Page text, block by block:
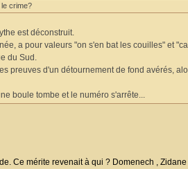
crime?
est déconstruit.
a pour valeurs "on s'en bat les couilles" et
du Sud.
preuves d'un détournement de fond avérés,
boule tombe et le numéro s'arrête...
Ce mérite revenait à qui ? Domenech ,